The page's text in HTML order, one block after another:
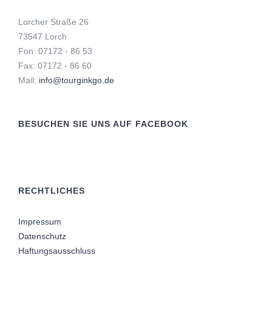
Lorcher Straße 26
73547 Lorch
Fon: 07172 - 86 53
Fax: 07172 - 86 60
Mail: info@tourginkgo.de
BESUCHEN SIE UNS AUF FACEBOOK
RECHTLICHES
Impressum
Datenschutz
Haftungsausschluss